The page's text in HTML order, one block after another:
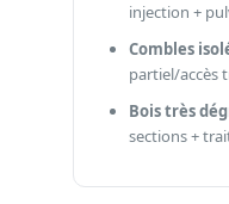
injection +
Combles
partiel/accès
Bois très
sections +